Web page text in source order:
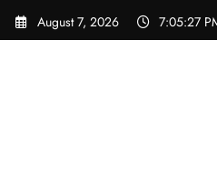
Skip
August 7, 2026 7:05:28